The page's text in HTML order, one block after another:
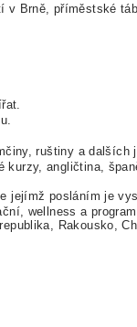
v Brně, příměstské
ruštiny a dalších
kurzy, angličtina,
jejímž posláním je
wellness a
Rakousko,